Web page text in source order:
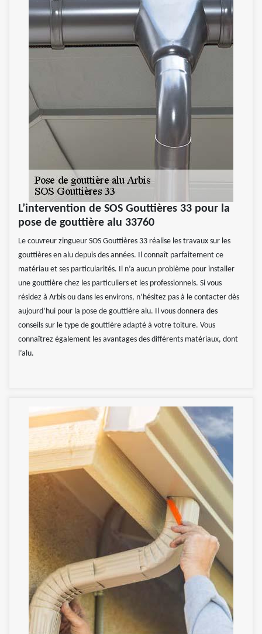
L’intervention de SOS Gouttières 33 pour la
pose de gouttière alu 33760
Le couvreur zingueur SOS Gouttières 33 réalise les travaux sur les
gouttières en alu depuis des années. Il connaît parfaitement ce
matériau et ses particularités. Il n’a aucun problème pour installer
une gouttière chez les particuliers et les professionnels. Si vous
résidez à Arbis ou dans les environs, n’hésitez pas à le contacter dès
aujourd’hui pour la pose de gouttière alu. Il vous donnera des
conseils sur le type de gouttière adapté à votre toiture. Vous
connaîtrez également les avantages des différents matériaux, dont
l’alu.